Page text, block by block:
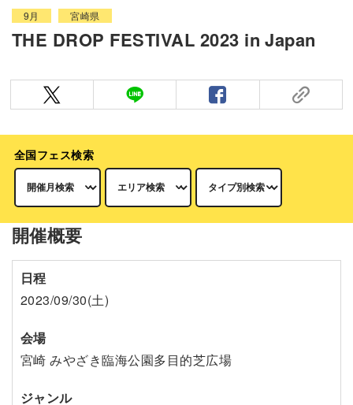
9月 宮崎県
THE DROP FESTIVAL 2023 in Japan
全国フェス検索
開催概要
日程
2023/09/30(土)
会場
宮崎 みやざき臨海公園多目的芝広場
ジャンル